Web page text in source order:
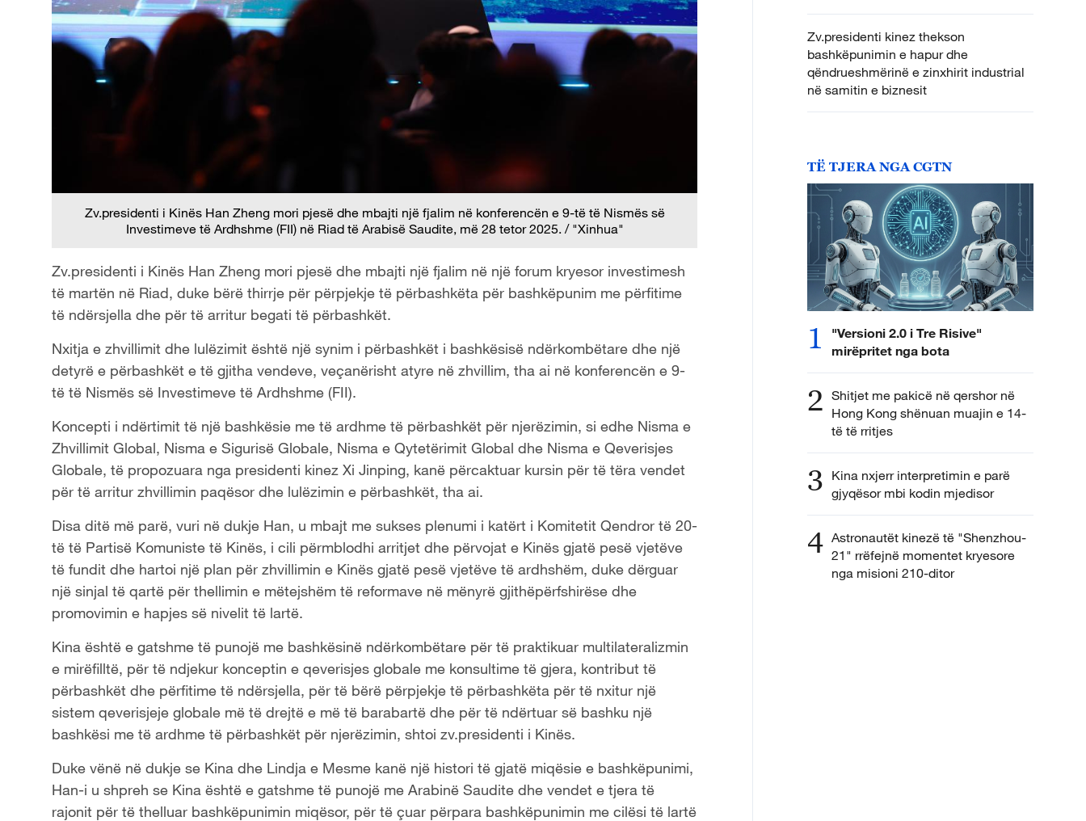
Zv.presidenti i Kinës Han Zheng mori pjesë dhe mbajti një fjalim në konferencën e 9-të të Nismës së
Investimeve të Ardhshme (FII) në Riad të Arabisë Saudite, më 28 tetor 2025. / "Xinhua"
Zv.presidenti i Kinës Han Zheng mori pjesë dhe mbajti një fjalim në një forum kryesor investimesh
të martën në Riad, duke bërë thirrje për përpjekje të përbashkëta për bashkëpunim me përfitime
të ndërsjella dhe për të arritur begati të përbashkët.
Nxitja e zhvillimit dhe lulëzimit është një synim i përbashkët i bashkësisë ndërkombëtare dhe një
detyrë e përbashkët e të gjitha vendeve, veçanërisht atyre në zhvillim, tha ai në konferencën e 9-
të të Nismës së Investimeve të Ardhshme (FII).
Koncepti i ndërtimit të një bashkësie me të ardhme të përbashkët për njerëzimin, si edhe Nisma e
Zhvillimit Global, Nisma e Sigurisë Globale, Nisma e Qytetërimit Global dhe Nisma e Qeverisjes
Globale, të propozuara nga presidenti kinez Xi Jinping, kanë përcaktuar kursin për të tëra vendet
për të arritur zhvillimin paqësor dhe lulëzimin e përbashkët, tha ai.
Disa ditë më parë, vuri në dukje Han, u mbajt me sukses plenumi i katërt i Komitetit Qendror të 20-
të të Partisë Komuniste të Kinës, i cili përmblodhi arritjet dhe përvojat e Kinës gjatë pesë vjetëve
të fundit dhe hartoi një plan për zhvillimin e Kinës gjatë pesë vjetëve të ardhshëm, duke dërguar
një sinjal të qartë për thellimin e mëtejshëm të reformave në mënyrë gjithëpërfshirëse dhe
promovimin e hapjes së nivelit të lartë.
Kina është e gatshme të punojë me bashkësinë ndërkombëtare për të praktikuar multilateralizmin
e mirëfilltë, për të ndjekur konceptin e qeverisjes globale me konsultime të gjera, kontribut të
përbashkët dhe përfitime të ndërsjella, për të bërë përpjekje të përbashkëta për të nxitur një
sistem qeverisjeje globale më të drejtë e më të barabartë dhe për të ndërtuar së bashku një
bashkësi me të ardhme të përbashkët për njerëzimin, shtoi zv.presidenti i Kinës.
Duke vënë në dukje se Kina dhe Lindja e Mesme kanë një histori të gjatë miqësie e bashkëpunimi,
Han-i u shpreh se Kina është e gatshme të punojë me Arabinë Saudite dhe vendet e tjera të
rajonit për të thelluar bashkëpunimin miqësor, për të çuar përpara bashkëpunimin me cilësi të lartë
Zv.presidenti kinez thekson
bashkëpunimin e hapur dhe
qëndrueshmërinë e zinxhirit industrial
në samitin e biznesit
TË TJERA NGA CGTN
1
"Versioni 2.0 i Tre Risive"
mirëpritet nga bota
2 Shitjet me pakicë në qershor në
Hong Kong shënuan muajin e 14-
të të rritjes
3 Kina nxjerr interpretimin e parë
gjyqësor mbi kodin mjedisor
4 Astronautët kinezë të "Shenzhou-
21" rrëfejnë momentet kryesore
nga misioni 210-ditor